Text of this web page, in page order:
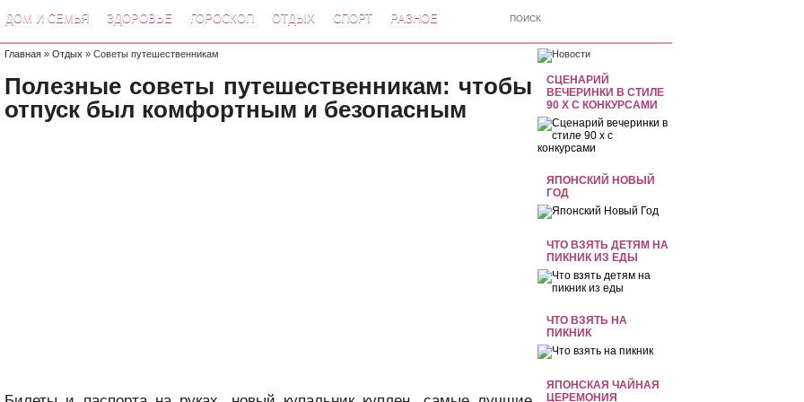
ДОМ И СЕМЬЯ ЗДОРОВЬЕ ГОРОСКОП ОТДЫХ СПОРТ РАЗНОЕ
СЦЕНАРИЙ
ВЕЧЕРИНКИ В СТИЛЕ
90 Х С КОНКУРСАМИ
ЯПОНСКИЙ НОВЫЙ
ГОД
ЧТО ВЗЯТЬ ДЕТЯМ НА
ПИКНИК ИЗ ЕДЫ
ЧТО ВЗЯТЬ НА
ПИКНИК
ЯПОНСКАЯ ЧАЙНАЯ
ЦЕРЕМОНИЯ
Главная » Отдых » Советы путешественникам
Полезные советы путешественникам: чтобы
отпуск был комфортным и безопасным